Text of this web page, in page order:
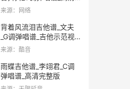
完整版
来源：网络
背着风流泪吉他谱_文夫
_G调弹唱谱_吉他示范视
频
来源：酷音
雨蝶吉他谱_李翊君_C调
弹唱谱_高清完整版